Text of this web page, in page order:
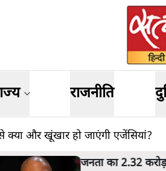
राजनीति
क्या और खूंखार हो जाएंगी एजेंसियां?
जनता का 2.32 करोड़